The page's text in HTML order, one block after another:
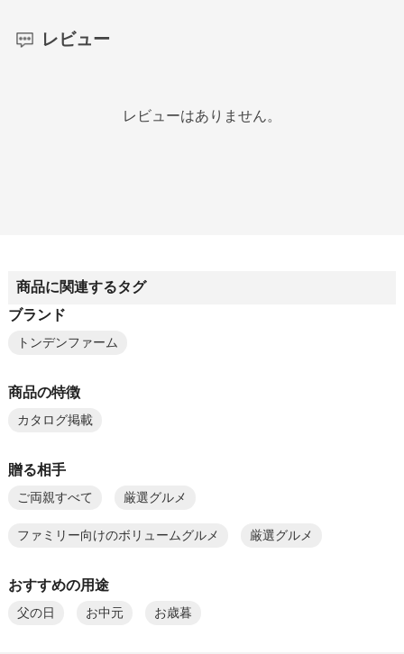
レビュー
レビューはありません。
商品に関連するタグ
ブランド
トンデンファーム
商品の特徴
カタログ掲載
贈る相手
ご両親すべて 厳選グルメ
ファミリー向けのボリュームグルメ 厳選グルメ
おすすめの用途
父の日 お中元 お歳暮